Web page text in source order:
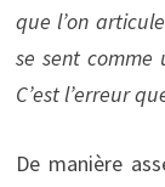
que l’on
se sent
C’est l’erreur
De manière